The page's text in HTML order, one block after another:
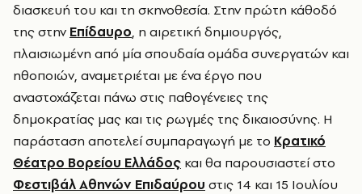
διασκευή του και τη σκηνοθεσία. Στην πρώτη κάθοδό
της στην Επίδαυρο, η αιρετική δημιουργός,
πλαισιωμένη από μία σπουδαία ομάδα συνεργατών και
ηθοποιών, αναμετριέται με ένα έργο που
αναστοχάζεται πάνω στις παθογένειες της
δημοκρατίας μας και τις ρωγμές της δικαιοσύνης. Η
παράσταση αποτελεί συμπαραγωγή με το Κρατικό
Θέατρο Βορείου Ελλάδος και θα παρουσιαστεί στο
Φεστιβάλ Αθηνών Επιδαύρου στις 14 και 15 Ιουλίου